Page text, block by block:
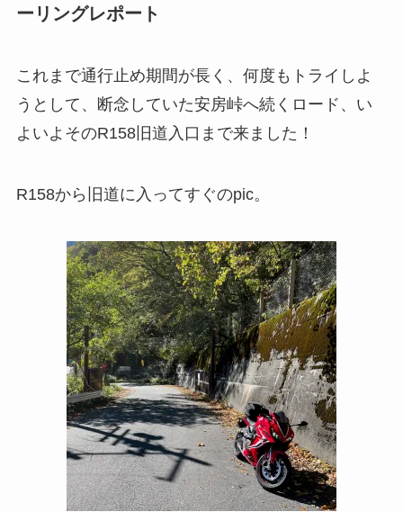
ーリングレポート
これまで通行止め期間が長く、何度もトライしよ
うとして、断念していた安房峠へ続くロード、い
よいよそのR158旧道入口まで来ました！
R158から旧道に入ってすぐのpic。